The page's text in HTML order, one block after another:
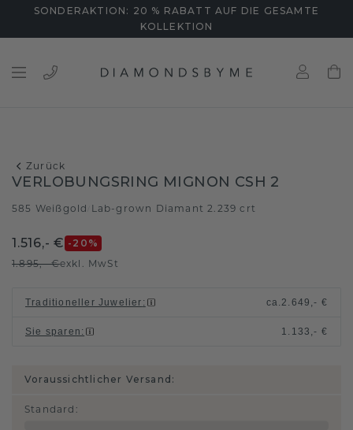
SONDERAKTION: 20 % RABATT AUF DIE GESAMTE
KOLLEKTION
Zurück
VERLOBUNGSRING MIGNON CSH 2
585 Weißgold Lab-grown Diamant 2.239 crt
1.516,- € -20 %
1.895,- €exkl. MwSt
Traditioneller Juwelier : ca.2.649,- €
Sie sparen : 1.133,- €
Voraussichtlicher Versand:
Standard :